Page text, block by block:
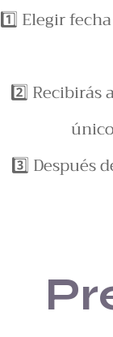
1️⃣ Elegir
2️⃣ Recibirás
3️⃣ Después